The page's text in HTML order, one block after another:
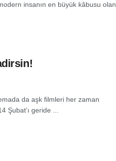
insanın en büyük kâbusu olan
da aşk filmleri her zaman
Şubat’ı geride ...